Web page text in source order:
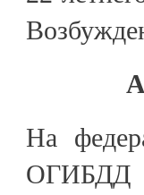
На
ОГИБДД